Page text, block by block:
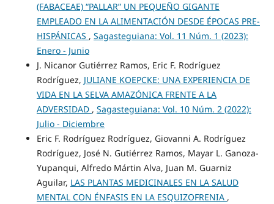
(FABACEAE) “PALLAR” UN PEQUEÑO GIGANTE
EMPLEADO EN LA ALIMENTACIÓN DESDE ÉPOCAS PRE-
HISPÁNICAS , Sagasteguiana: Vol. 11 Núm. 1 (2023):
Enero - Junio
J. Nicanor Gutiérrez Ramos, Eric F. Rodríguez
Rodríguez, JULIANE KOEPCKE: UNA EXPERIENCIA DE
VIDA EN LA SELVA AMAZÓNICA FRENTE A LA
ADVERSIDAD , Sagasteguiana: Vol. 10 Núm. 2 (2022):
Julio - Diciembre
Eric F. Rodríguez Rodríguez, Giovanni A. Rodríguez
Rodríguez, José N. Gutiérrez Ramos, Mayar L. Ganoza-
Yupanqui, Alfredo Mártin Alva, Juan M. Guarniz
Aguilar, LAS PLANTAS MEDICINALES EN LA SALUD
MENTAL CON ÉNFASIS EN LA ESQUIZOFRENIA ,